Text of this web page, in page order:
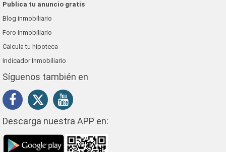
Publica tu anuncio gratis
Blog inmobiliario
Foro inmobiliario
Calcula tu hipoteca
Indicador Inmobiliario
Síguenos también en
Descarga nuestra APP en: